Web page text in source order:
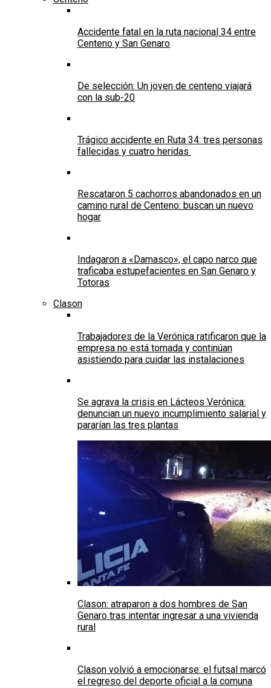
Accidente fatal en la ruta nacional 34 entre
Centeno y San Genaro
De selección: Un joven de centeno viajará
con la sub-20
Trágico accidente en Ruta 34: tres personas
fallecidas y cuatro heridas
Rescataron 5 cachorros abandonados en un
camino rural de Centeno: buscan un nuevo
hogar
Indagaron a «Damasco», el capo narco que
traficaba estupefacientes en San Genaro y
Totoras
Clason
Trabajadores de la Verónica ratificaron que la
empresa no está tomada y continúan
asistiendo para cuidar las instalaciones
Se agrava la crisis en Lácteos Verónica:
denuncian un nuevo incumplimiento salarial y
pararían las tres plantas
Clason: atraparon a dos hombres de San
Genaro tras intentar ingresar a una vivienda
rural
Clason volvió a emocionarse: el futsal marcó
el regreso del deporte oficial a la comuna